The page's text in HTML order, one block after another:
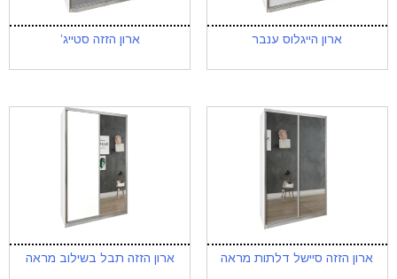
ארון הייגלוס ענבר ארון הזזה סטייג’
ארון הזזה סיישל דלתות מראה ארון הזזה תבל בשילוב מראה